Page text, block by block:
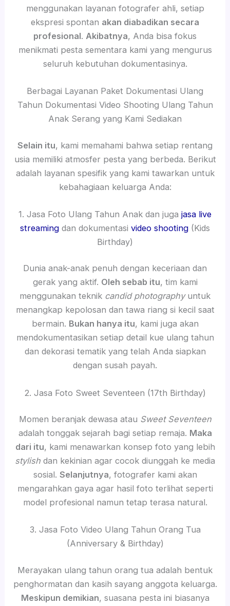
menggunakan layanan fotografer ahli, setiap
ekspresi spontan akan diabadikan secara
profesional. Akibatnya, Anda bisa fokus
menikmati pesta sementara kami yang mengurus
seluruh kebutuhan dokumentasinya.
Berbagai Layanan Paket Dokumentasi Ulang
Tahun Dokumentasi Video Shooting Ulang Tahun
Anak Serang yang Kami Sediakan
Selain itu, kami memahami bahwa setiap rentang
usia memiliki atmosfer pesta yang berbeda. Berikut
adalah layanan spesifik yang kami tawarkan untuk
kebahagiaan keluarga Anda:
1. Jasa Foto Ulang Tahun Anak dan juga jasa live
streaming dan dokumentasi video shooting (Kids
Birthday)
Dunia anak-anak penuh dengan keceriaan dan
gerak yang aktif. Oleh sebab itu, tim kami
menggunakan teknik candid photographyuntuk
menangkap kepolosan dan tawa riang si kecil saat
bermain. Bukan hanya itu, kami juga akan
mendokumentasikan setiap detail kue ulang tahun
dan dekorasi tematik yang telah Anda siapkan
dengan susah payah.
2. Jasa Foto Sweet Seventeen (17th Birthday)
Momen beranjak dewasa atau Sweet Seventeen
adalah tonggak sejarah bagi setiap remaja. Maka
dari itu, kami menawarkan konsep foto yang lebih
stylish dan kekinian agar cocok diunggah ke media
sosial. Selanjutnya, fotografer kami akan
mengarahkan gaya agar hasil foto terlihat seperti
model profesional namun tetap terasa natural.
3. Jasa Foto Video Ulang Tahun Orang Tua
(Anniversary & Birthday)
Merayakan ulang tahun orang tua adalah bentuk
penghormatan dan kasih sayang anggota keluarga.
Meskipun demikian, suasana pesta ini biasanya